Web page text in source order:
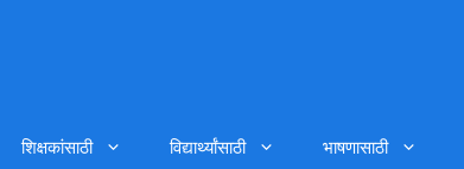
शिक्षकांसाठी विद्यार्थ्यांसाठी भाषणासाठी